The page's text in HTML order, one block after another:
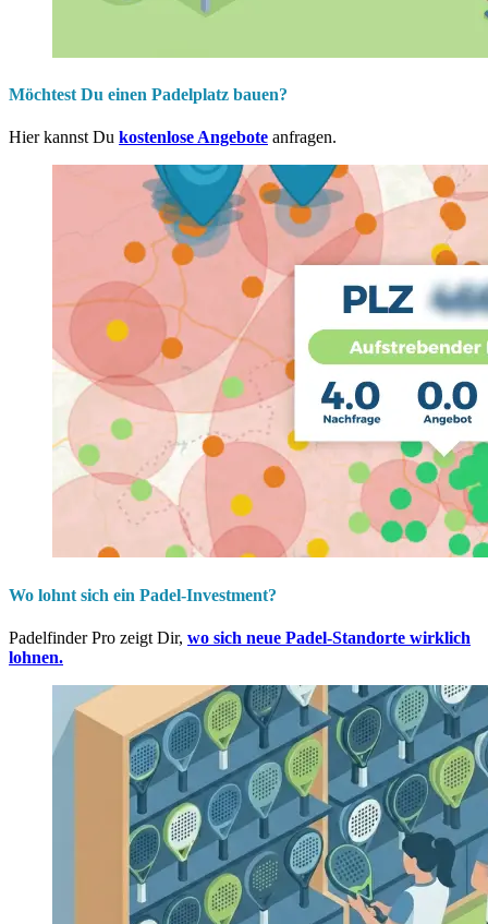
Möchtest Du einen Padelplatz bauen?
Hier kannst Du kostenlose Angebote anfragen.
Wo lohnt sich ein Padel-Investment?
Padelfinder Pro zeigt Dir, wo sich neue Padel-Standorte wirklich
lohnen.